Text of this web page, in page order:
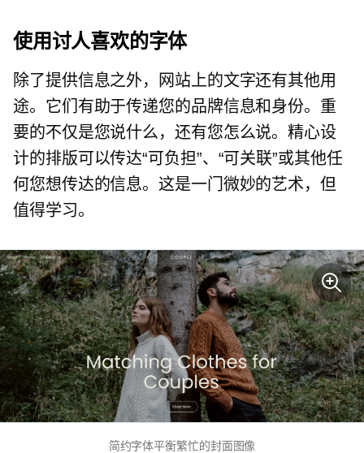
使用讨人喜欢的字体
除了提供信息之外，网站上的文字还有其他用
途。它们有助于传递您的品牌信息和身份。重
要的不仅是您说什么，还有您怎么说。精心设
计的排版可以传达“可负担”、“可关联”或其他任
何您想传达的信息。这是一门微妙的艺术，但
值得学习。
简约字体平衡繁忙的封面图像